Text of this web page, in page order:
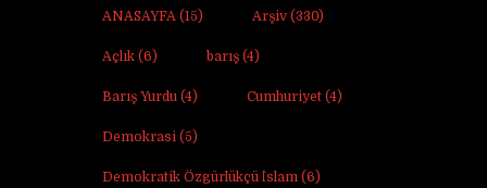
ANASAYFA (15) Arşiv (330)
Açlık (6) barış (4)
Barış Yurdu (4) Cumhuriyet (4)
Demokrasi (5)
Demokratik Özgürlükçü İslam (6)